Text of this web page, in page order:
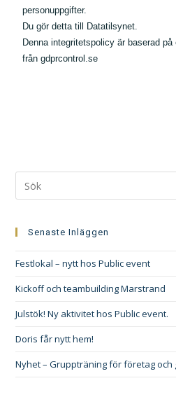
personuppgifter.
Du gör detta till Datatilsynet.
Denna integritetspolicy är baserad
från gdprcontrol.se
Senaste Inläggen
Festlokal – nytt hos Public event
Kickoff och teambuilding Marstrand
Julstök! Ny aktivitet hos Public event.
Doris får nytt hem!
Nyhet – Gruppträning för företag och